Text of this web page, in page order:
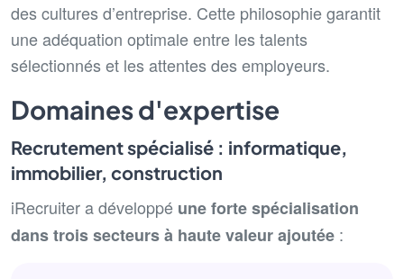
des cultures d’entreprise. Cette philosophie garantit
une adéquation optimale entre les talents
sélectionnés et les attentes des employeurs.
Domaines d'expertise
Recrutement spécialisé : informatique,
immobilier, construction
iRecruiter a développé une forte spécialisation
dans trois secteurs à haute valeur ajoutée :